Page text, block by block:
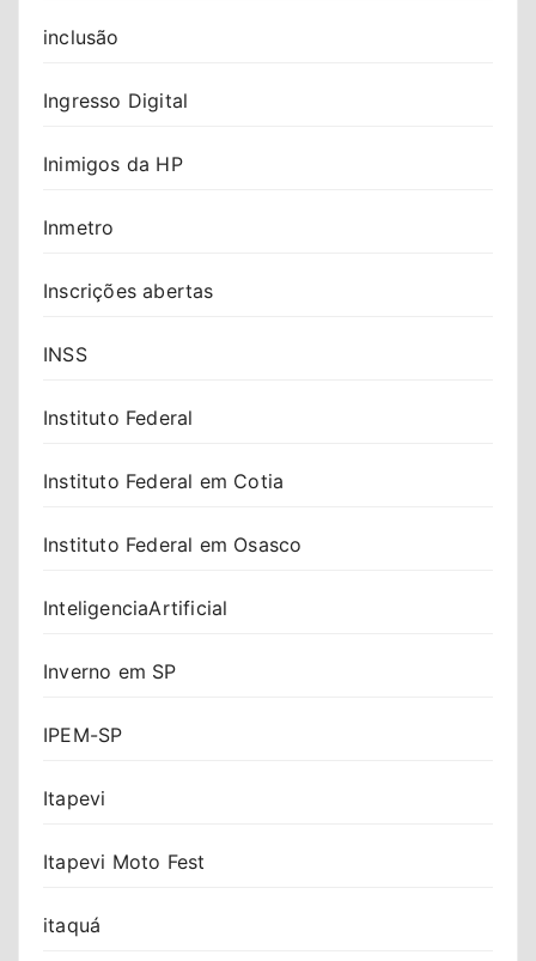
inclusão
Ingresso Digital
Inimigos da HP
Inmetro
Inscrições abertas
INSS
Instituto Federal
Instituto Federal em Cotia
Instituto Federal em Osasco
InteligenciaArtificial
Inverno em SP
IPEM-SP
Itapevi
Itapevi Moto Fest
itaquá